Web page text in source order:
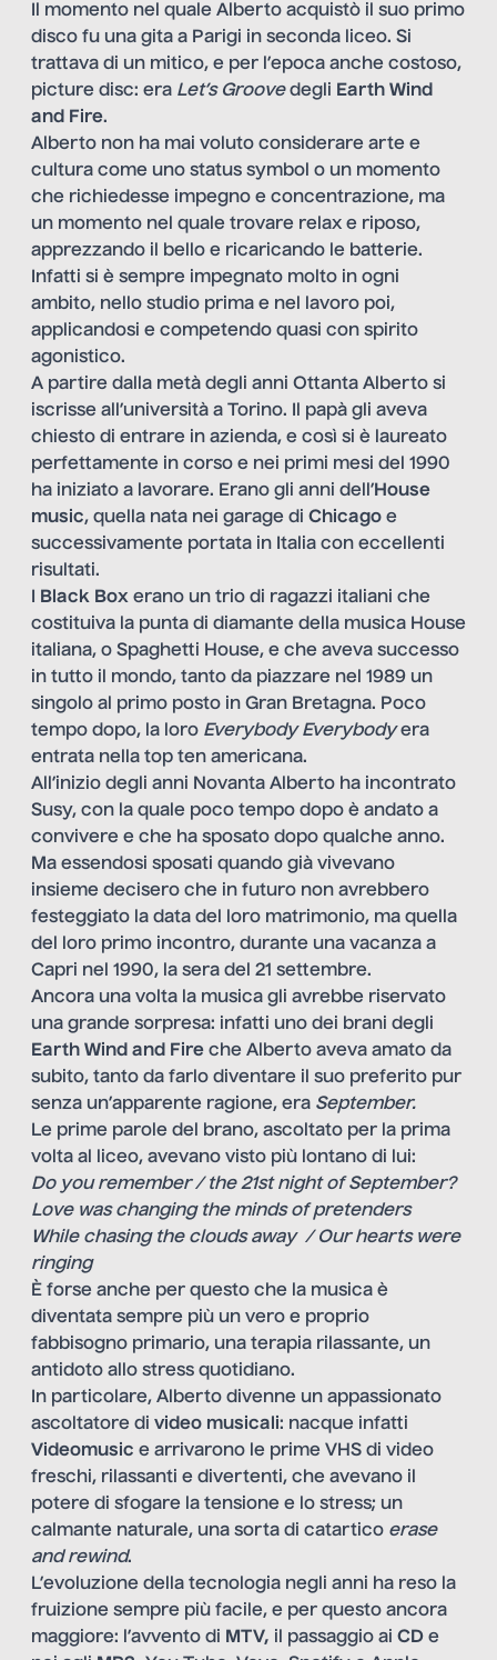
Il momento nel quale Alberto acquistò il suo primo
disco fu una gita a Parigi in seconda liceo. Si
trattava di un mitico, e per l’epoca anche costoso,
picture disc: era Let’s Groovedegli Earth Wind
and Fire.
Alberto non ha mai voluto considerare arte e
cultura come uno status symbol o un momento
che richiedesse impegno e concentrazione, ma
un momento nel quale trovare relax e riposo,
apprezzando il bello e ricaricando le batterie.
Infatti si è sempre impegnato molto in ogni
ambito, nello studio prima e nel lavoro poi,
applicandosi e competendo quasi con spirito
agonistico.
A partire dalla metà degli anni Ottanta Alberto si
iscrisse all’università a Torino. Il papà gli aveva
chiesto di entrare in azienda, e così si è laureato
perfettamente in corso e nei primi mesi del 1990
ha iniziato a lavorare. Erano gli anni dell’House
music, quella nata nei garage di Chicago e
successivamente portata in Italia con eccellenti
risultati.
Black Box erano un trio di ragazzi italiani che
costituiva la punta di diamante della musica House
italiana, o Spaghetti House, e che aveva successo
in tutto il mondo, tanto da piazzare nel 1989 un
singolo al primo posto in Gran Bretagna. Poco
tempo dopo, la loro Everybody Everybodyera
entrata nella top ten americana.
All’inizio degli anni Novanta Alberto ha incontrato
Susy, con la quale poco tempo dopo è andato a
convivere e che ha sposato dopo qualche anno.
Ma essendosi sposati quando già vivevano
insieme decisero che in futuro non avrebbero
festeggiato la data del loro matrimonio, ma quella
del loro primo incontro, durante una vacanza a
Capri nel 1990, la sera del 21 settembre.
Ancora una volta la musica gli avrebbe riservato
una grande sorpresa: infatti uno dei brani degli
Earth Wind and Fire che Alberto aveva amato da
subito, tanto da farlo diventare il suo preferito pur
senza un’apparente ragione, era September.
Le prime parole del brano, ascoltato per la prima
volta al liceo, avevano visto più lontano di lui:
Do you remember / the 21st night of September?
Love was changing the minds of pretenders
While chasing the clouds away / Our hearts were
ringing
È forse anche per questo che la musica è
diventata sempre più un vero e proprio
fabbisogno primario, una terapia rilassante, un
antidoto allo stress quotidiano.
In particolare, Alberto divenne un appassionato
ascoltatore di video musicali: nacque infatti
Videomusic e arrivarono le prime VHS di video
freschi, rilassanti e divertenti, che avevano il
potere di sfogare la tensione e lo stress; un
calmante naturale, una sorta di catartico erase
and rewind.
L’evoluzione della tecnologia negli anni ha reso la
fruizione sempre più facile, e per questo ancora
maggiore: l’avvento di MTV, il passaggio ai CD e